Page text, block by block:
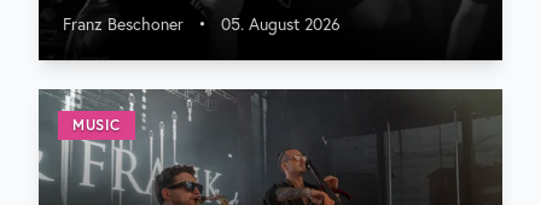
Franz Beschoner • 05. August 2026
MUSIC